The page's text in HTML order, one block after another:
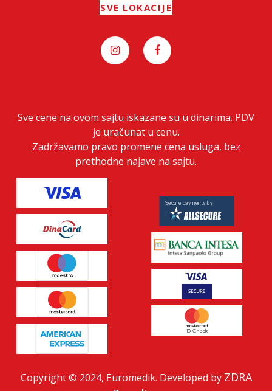
SVE LOKACIJE
Sve cene na ovom sajtu iskazane su u dinarima. PDV
je uračunat u cenu.
Zadržavamo pravo promene cena usluga, bez
prethodne najave na sajtu.
Copyright © 2024, Euromedik. Developed by ZDRA